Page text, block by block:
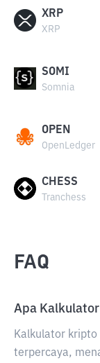
XRP
XRP
SOMI
Somnia
OPEN
OpenLedger
CHESS
Tranchess
FAQ
Apa
Kalkulator
terpercaya,